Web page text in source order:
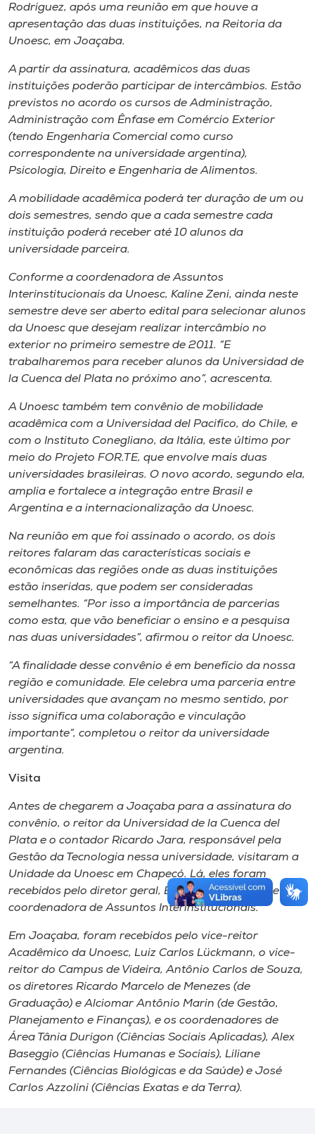
Selecione
Rodriguez, após uma reunião em que houve a
apresentação das duas instituições, na Reitoria da
Unoesc, em Joaçaba.
A partir da assinatura, acadêmicos das duas
instituições poderão participar de intercâmbios. Estão
previstos no acordo os cursos de Administração,
Administração com Ênfase em Comércio Exterior
(tendo Engenharia Comercial como curso
correspondente na universidade argentina),
Psicologia, Direito e Engenharia de Alimentos.
A mobilidade acadêmica poderá ter duração de um ou
dois semestres, sendo que a cada semestre cada
instituição poderá receber até 10 alunos da
universidade parceira.
Conforme a coordenadora de Assuntos
Interinstitucionais da Unoesc, Kaline Zeni, ainda neste
semestre deve ser aberto edital para selecionar alunos
da Unoesc que desejam realizar intercâmbio no
exterior no primeiro semestre de 2011. “E
trabalharemos para receber alunos da Universidad de
la Cuenca del Plata no próximo ano”, acrescenta.
A Unoesc também tem convênio de mobilidade
acadêmica com a Universidad del Pacifico, do Chile, e
com o Instituto Conegliano, da Itália, este último por
meio do Projeto FOR.TE, que envolve mais duas
universidades brasileiras. O novo acordo, segundo ela,
amplia e fortalece a integração entre Brasil e
Argentina e a internacionalização da Unoesc.
Na reunião em que foi assinado o acordo, os dois
reitores falaram das características sociais e
econômicas das regiões onde as duas instituições
estão inseridas, que podem ser consideradas
semelhantes. “Por isso a importância de parcerias
como esta, que vão beneficiar o ensino e a pesquisa
nas duas universidades”, afirmou o reitor da Unoesc.
“A finalidade desse convênio é em benefício da nossa
região e comunidade. Ele celebra uma parceria entre
universidades que avançam no mesmo sentido, por
isso significa uma colaboração e vinculação
importante”, completou o reitor da universidade
argentina.
Visita
Antes de chegarem a Joaçaba para a assinatura do
convênio, o reitor da Universidad de la Cuenca del
Plata e o contador Ricardo Jara, responsável pela
Gestão da Tecnologia nessa universidade, visitaram a
Unidade da Unoesc em Chapecó. Lá, eles foram
recebidos pelo diretor geral, Eliandro Bortoluzzi, e a
coordenadora de Assuntos Interinstitucionais.
Em Joaçaba, foram recebidos pelo vice-reitor
Acadêmico da Unoesc, Luiz Carlos Lückmann, o vice-
reitor do Campus de Videira, Antônio Carlos de Souza,
os diretores Ricardo Marcelo de Menezes (de
Graduação) e Alciomar Antônio Marin (de Gestão,
Planejamento e Finanças), e os coordenadores de
Área Tânia Durigon (Ciências Sociais Aplicadas), Alex
Baseggio (Ciências Humanas e Sociais), Liliane
Fernandes (Ciências Biológicas e da Saúde) e José
Carlos Azzolini (Ciências Exatas e da Terra).